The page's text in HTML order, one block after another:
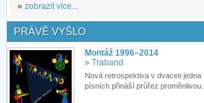
» zobrazit více...
PRÁVĚ VYŠLO
Montáž 1996–2014
» Traband
Nová retrospektiva v dvaceti jedna
písních přináší průřez proměnlivou...